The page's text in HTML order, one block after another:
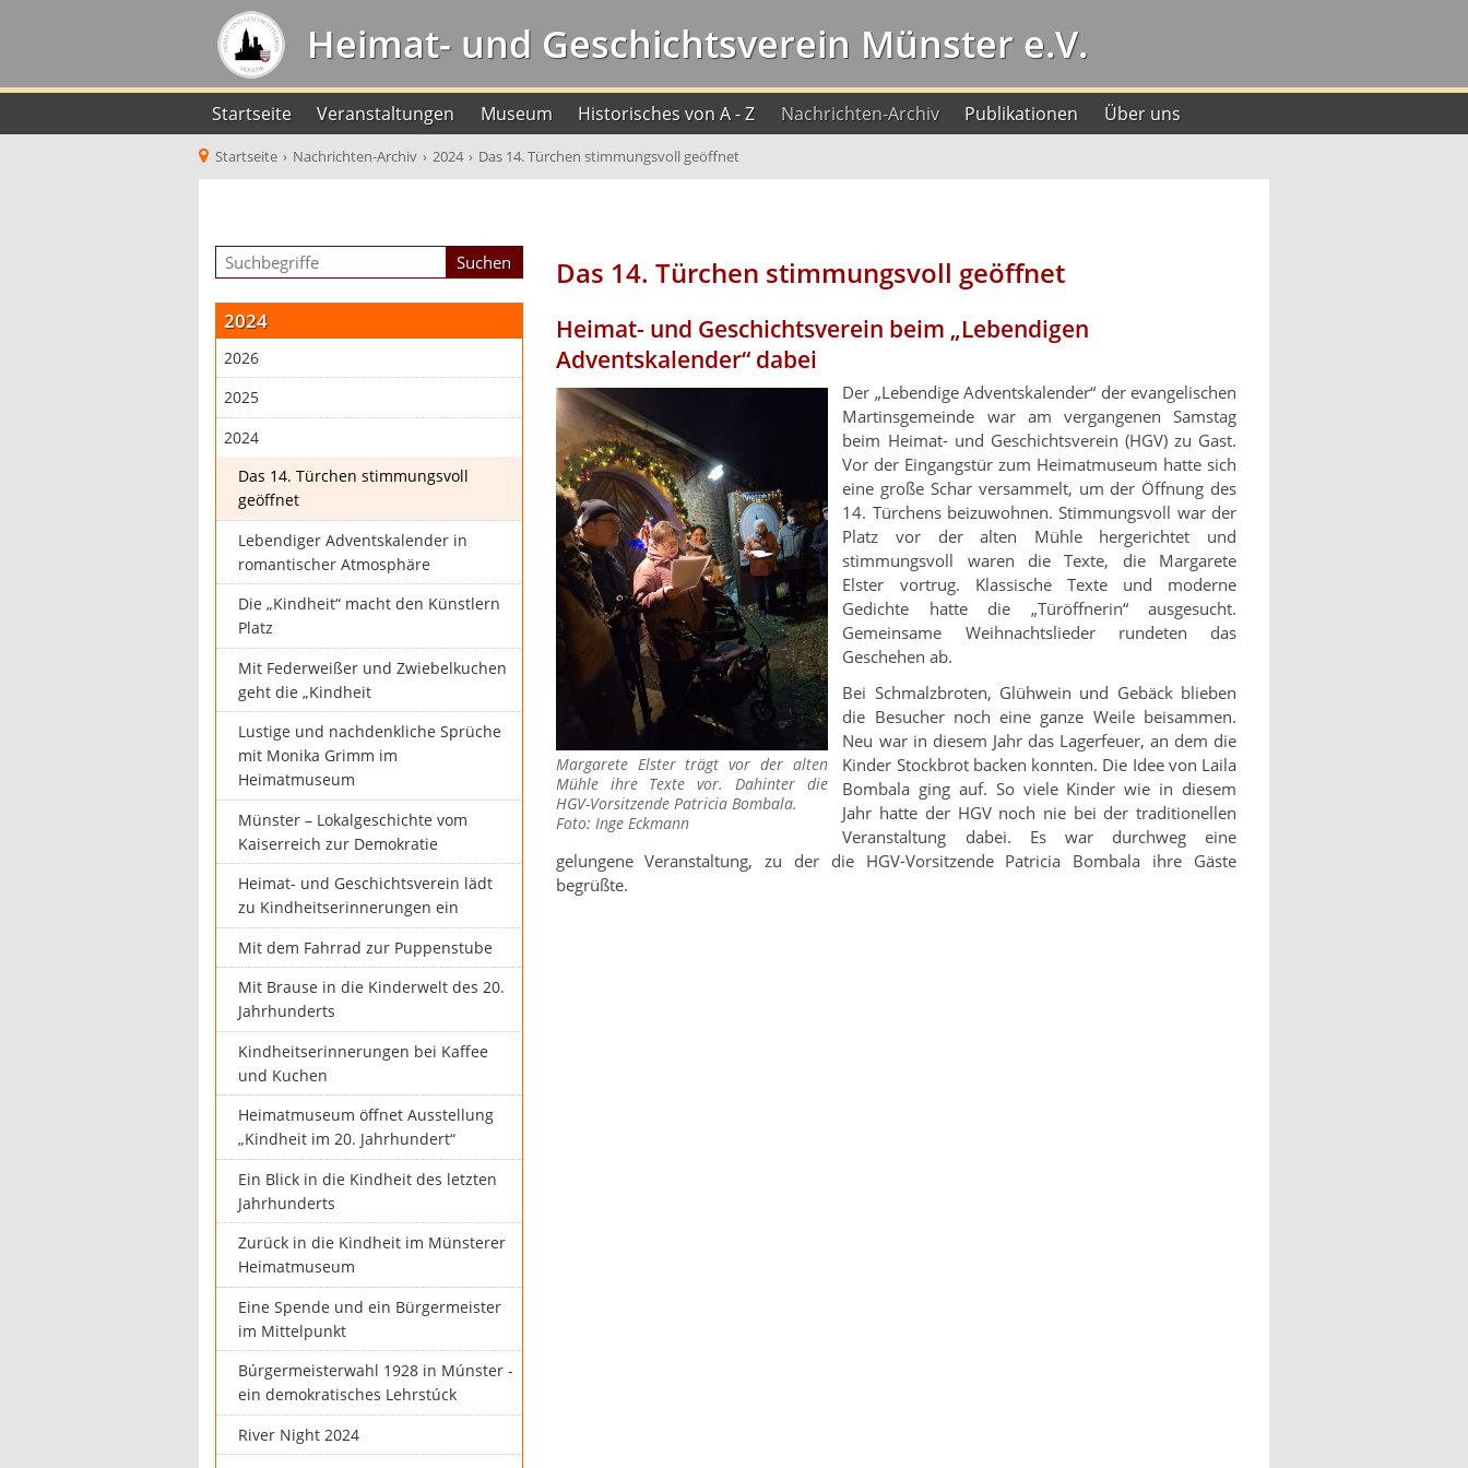
Heimat- und Geschichtsverein Münster e.V.
Startseite Veranstaltungen Museum Historisches von A - Z Nachrichten-Archiv Publikationen Über uns
Startseite › Nachrichten-Archiv › 2024 › Das 14. Türchen stimmungsvoll geöffnet
2024
2026
2025
2024
Das 14. Türchen stimmungsvoll
geöffnet
Lebendiger Adventskalender in
romantischer Atmosphäre
Die „Kindheit“ macht den Künstlern
Platz
Mit Federweißer und Zwiebelkuchen
geht die „Kindheit
Lustige und nachdenkliche Sprüche
mit Monika Grimm im
Heimatmuseum
Münster – Lokalgeschichte vom
Kaiserreich zur Demokratie
Heimat- und Geschichtsverein lädt
zu Kindheitserinnerungen ein
Mit dem Fahrrad zur Puppenstube
Mit Brause in die Kinderwelt des 20.
Jahrhunderts
Kindheitserinnerungen bei Kaffee
und Kuchen
Heimatmuseum öffnet Ausstellung
„Kindheit im 20. Jahrhundert“
Ein Blick in die Kindheit des letzten
Jahrhunderts
Zurück in die Kindheit im Münsterer
Heimatmuseum
Eine Spende und ein Bürgermeister
im Mittelpunkt
Búrgermeisterwahl 1928 in Múnster -
ein demokratisches Lehrstúck
River Night 2024
Das 14. Türchen stimmungsvoll geöffnet
Heimat- und Geschichtsverein beim „Lebendigen
Adventskalender“ dabei
Margarete Elster trägt vor der alten
Mühle ihre Texte vor. Dahinter die
HGV-Vorsitzende Patricia Bombala.
Foto: Inge Eckmann
Der „Lebendige Adventskalender“ der evangelischen
Martinsgemeinde war am vergangenen Samstag
beim Heimat- und Geschichtsverein (HGV) zu Gast.
Vor der Eingangstür zum Heimatmuseum hatte sich
eine große Schar versammelt, um der Öffnung des
14. Türchens beizuwohnen. Stimmungsvoll war der
Platz vor der alten Mühle hergerichtet und
stimmungsvoll waren die Texte, die Margarete
Elster vortrug. Klassische Texte und moderne
Gedichte hatte die „Türöffnerin“ ausgesucht.
Gemeinsame Weihnachtslieder rundeten das
Geschehen ab.
Bei Schmalzbroten, Glühwein und Gebäck blieben
die Besucher noch eine ganze Weile beisammen.
Neu war in diesem Jahr das Lagerfeuer, an dem die
Kinder Stockbrot backen konnten. Die Idee von Laila
Bombala ging auf. So viele Kinder wie in diesem
Jahr hatte der HGV noch nie bei der traditionellen
Veranstaltung dabei. Es war durchweg eine
gelungene Veranstaltung, zu der die HGV-Vorsitzende Patricia Bombala ihre Gäste
begrüßte.